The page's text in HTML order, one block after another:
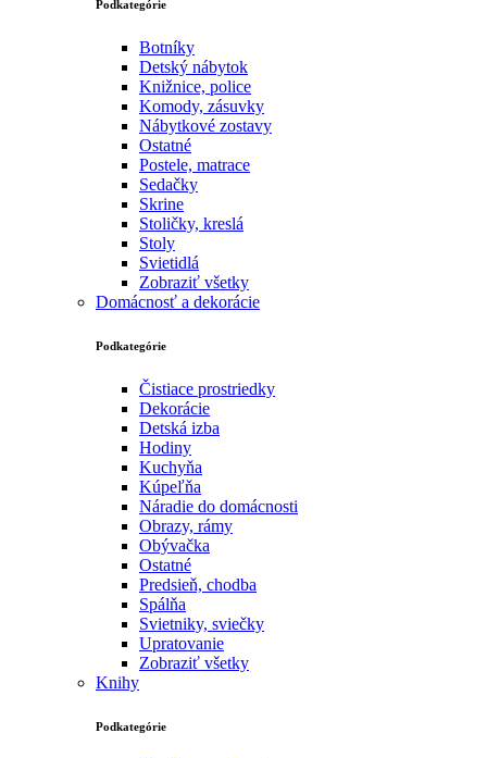
Podkategórie
Botníky
Detský nábytok
Knižnice, police
Komody, zásuvky
Nábytkové zostavy
Ostatné
Postele, matrace
Sedačky
Skrine
Stoličky, kreslá
Stoly
Svietidlá
Zobraziť všetky
Domácnosť a dekorácie
Podkategórie
Čistiace prostriedky
Dekorácie
Detská izba
Hodiny
Kuchyňa
Kúpeľňa
Náradie do domácnosti
Obrazy, rámy
Obývačka
Ostatné
Predsieň, chodba
Spálňa
Svietniky, sviečky
Upratovanie
Zobraziť všetky
Knihy
Podkategórie